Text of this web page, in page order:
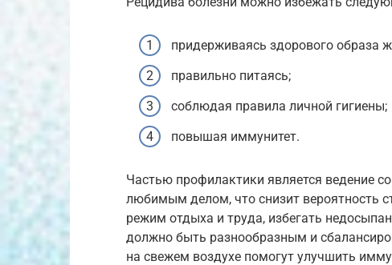
придерживаясь здорового образа
правильно питаясь;
соблюдая правила личной гигиены;
повышая иммунитет.
Частью профилактики является ведение
любимым делом, что снизит вероятность
режим отдыха и труда, избегать
должно быть разнообразным и
на свежем воздухе помогут улучшить